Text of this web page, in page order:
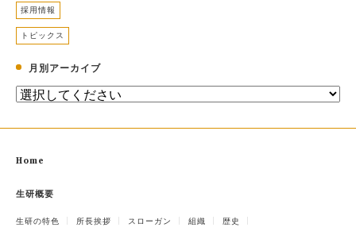
採用情報
トピックス
月別アーカイブ
Home
生研概要
生研の特色 所長挨拶 スローガン 組織 歴史